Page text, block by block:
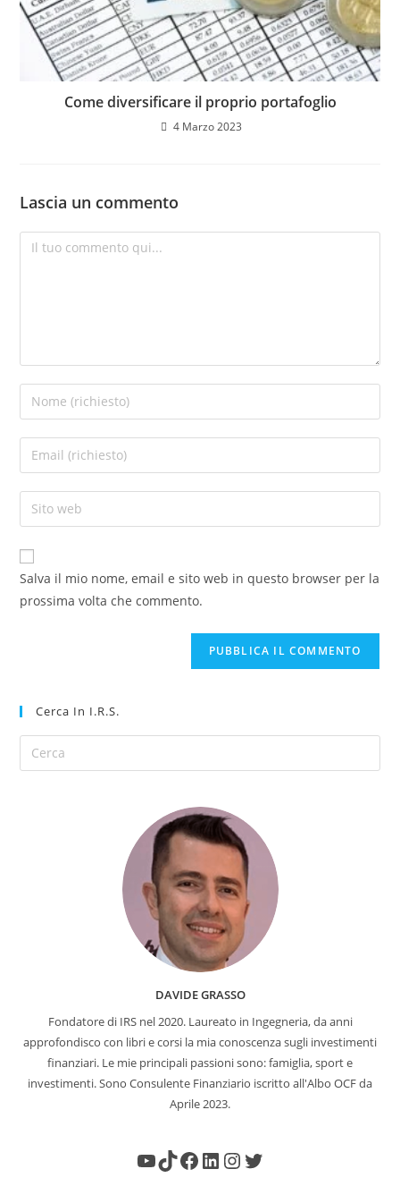
Come diversificare il proprio portafoglio
4 Marzo 2023
Lascia un commento
Salva il mio nome, email e sito web in questo browser per la
prossima volta che commento.
Cerca In I.R.S.
DAVIDE GRASSO
Fondatore di IRS nel 2020. Laureato in Ingegneria, da anni
approfondisco con libri e corsi la mia conoscenza sugli investimenti
finanziari. Le mie principali passioni sono: famiglia, sport e
investimenti. Sono Consulente Finanziario iscritto all'Albo OCF da
Aprile 2023.